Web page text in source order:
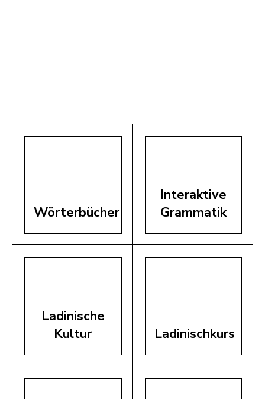
Wörterbücher
Interaktive
Grammatik
Ladinische
Kultur
Ladinischkurs